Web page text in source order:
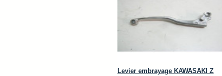
Levier embrayage KAWASAKI Z